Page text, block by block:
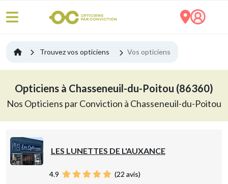
Trouvez vos opticiens Vos opticiens
Opticiens à Chasseneuil-du-Poitou (86360)
Nos Opticiens par Conviction à Chasseneuil-du-Poitou
LES LUNETTES DE L'AUXANCE
4.9 (22 avis)